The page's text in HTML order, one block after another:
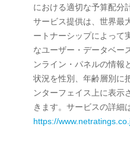
における適切な予算配分
サービス提供は、世界最
ートナーシップによって
なユーザー・データベー
ンライン・パネルの情報
状況を性別、年齢層別に
ンターフェイス上に表示
きます。サービスの詳細
https://